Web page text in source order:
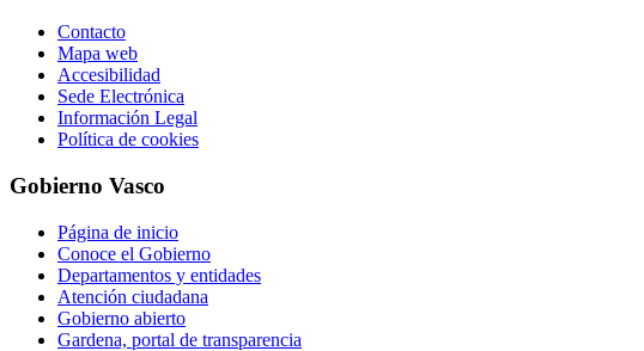
Contacto
Mapa web
Accesibilidad
Sede Electrónica
Información Legal
Política de cookies
Gobierno Vasco
Página de inicio
Conoce el Gobierno
Departamentos y entidades
Atención ciudadana
Gobierno abierto
Gardena, portal de transparencia